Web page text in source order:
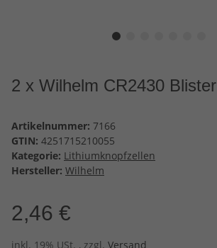
2 x Wilhelm CR2430 Blister
Artikelnummer: 7166
GTIN: 4251715210055
Kategorie: Lithiumknopfzellen
Hersteller: Wilhelm
2,46 €
inkl. 19% USt. , zzgl. Versand